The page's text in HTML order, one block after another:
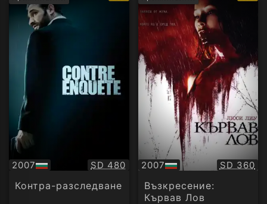
рейтинг:
2007
БГ
аудио
Качество:
SD 480
Контра-разследване
2007
БГ
аудио
SD 360
Възкресение:
Кървав Лов